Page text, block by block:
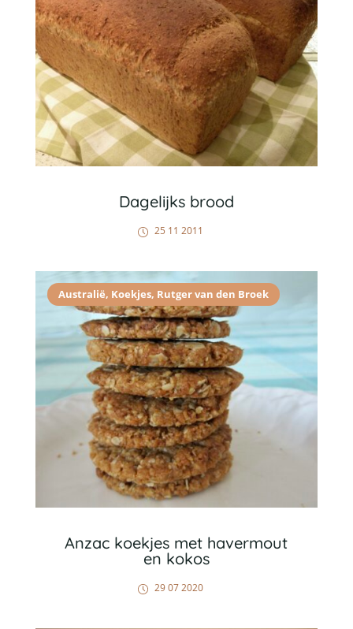
Dagelijks brood
25 11 2011
Australië, Koekjes, Rutger van den Broek
Anzac koekjes met havermout
en kokos
29 07 2020